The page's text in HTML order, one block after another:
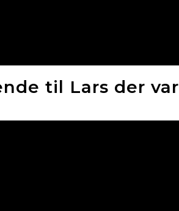
til Lars der var